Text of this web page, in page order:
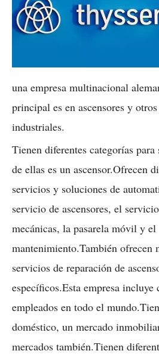
una empresa multinacional
principal es en ascensores y
industriales.
Tienen diferentes categorías
de ellas es un ascensor.Ofrecen
servicios y soluciones de
servicio de ascensores, el
mecánicas, la pasarela móvil y el
mantenimiento.También ofrecen
servicios de reparación de
específicos.Esta empresa incluye
empleados en todo el
doméstico, un mercado
mercados también.Tienen